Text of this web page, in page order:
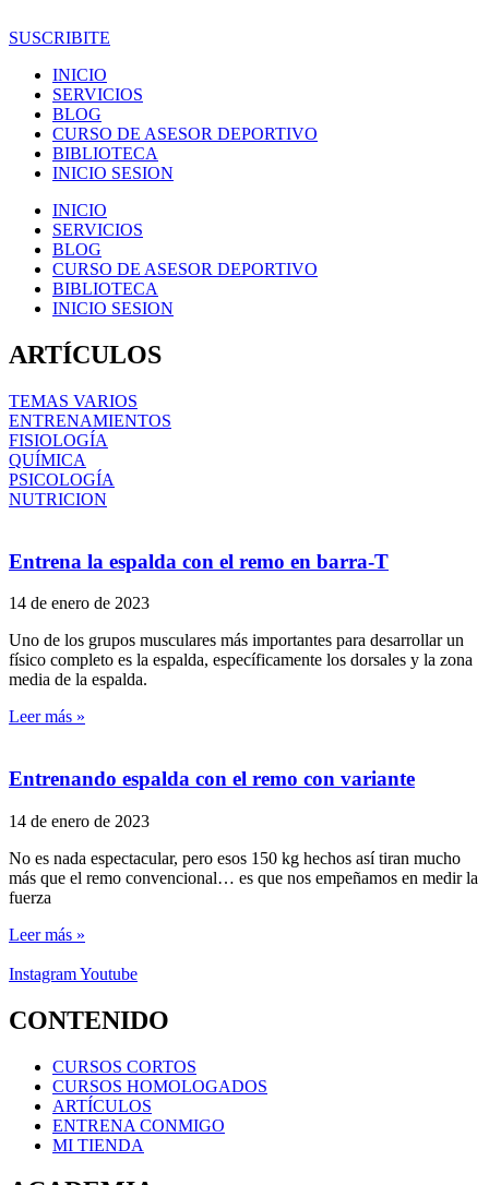
al
SUSCRIBITE
INICIO
SERVICIOS
BLOG
CURSO DE ASESOR DEPORTIVO
BIBLIOTECA
INICIO SESION
INICIO
SERVICIOS
BLOG
CURSO DE ASESOR DEPORTIVO
BIBLIOTECA
INICIO SESION
ARTÍCULOS
TEMAS VARIOS
ENTRENAMIENTOS
FISIOLOGÍA
QUÍMICA
PSICOLOGÍA
NUTRICION
Entrena la espalda con el remo en barra-T
14 de enero de 2023
Uno de los grupos musculares más importantes para desarrollar un
físico completo es la espalda, específicamente los dorsales y la zona
media de la espalda.
Leer más »
Entrenando espalda con el remo con variante
14 de enero de 2023
No es nada espectacular, pero esos 150 kg hechos así tiran mucho
más que el remo convencional… es que nos empeñamos en medir la
fuerza
Leer más »
InstagramYoutube
CONTENIDO
CURSOS CORTOS
CURSOS HOMOLOGADOS
ARTÍCULOS
ENTRENA CONMIGO
MI TIENDA